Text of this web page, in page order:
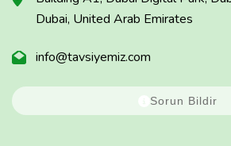
Dubai, United Arab Emirates
info@tavsiyemiz.com
Sorun Bildir